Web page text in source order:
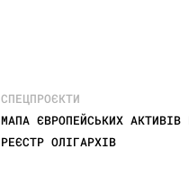
СПЕЦПРОЄКТИ
МАПА ЄВРОПЕЙСЬКИХ АКТИВІВ
РЕЄСТР ОЛІГАРХІВ